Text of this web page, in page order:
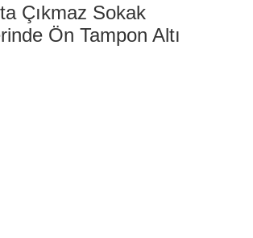
Çıkmaz Sokak
Ön Tampon Altı